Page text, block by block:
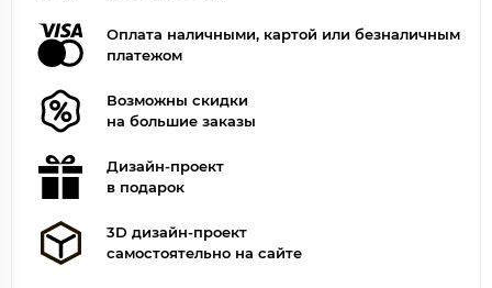
Оплата наличными, картой или безналичным
платежом
Возможны скидки
на большие заказы
Дизайн-проект
в подарок
3D дизайн-проект
самостоятельно на сайте